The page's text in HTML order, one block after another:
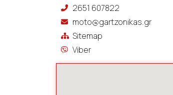
2651 607822
moto@gartzonikas.gr
Sitemap
Viber